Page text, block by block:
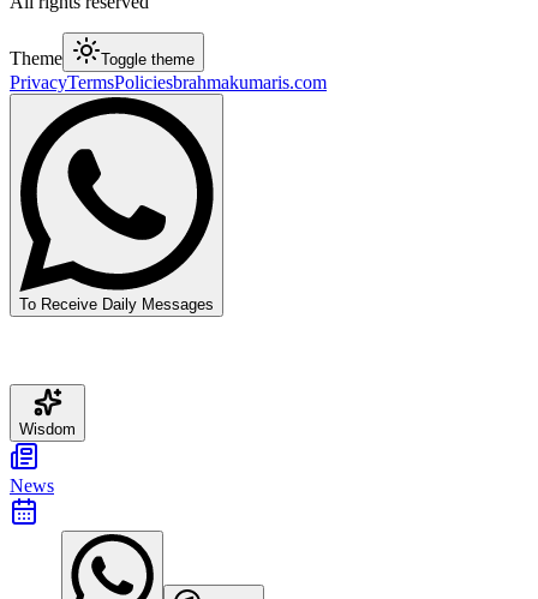
Theme Toggle theme
PrivacyTermsPoliciesbrahmakumaris.com
To Receive Daily Messages
Wisdom
News